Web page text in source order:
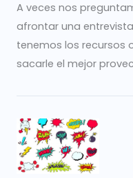
A veces nos
afrontar una
tenemos los recursos
sacarle el mejor